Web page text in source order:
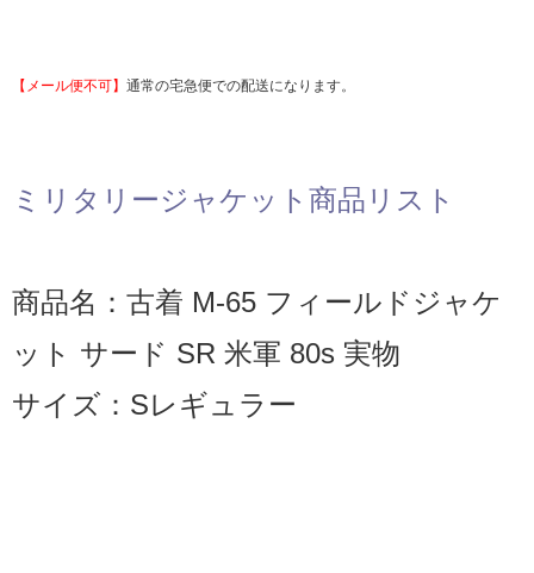
【メール便不可】 通常の宅急便での配送になります。
ミリタリージャケット商品リスト
商品名：古着 M-65 フィールドジャケ
ット サード SR 米軍 80s 実物
サイズ：Sレギュラー